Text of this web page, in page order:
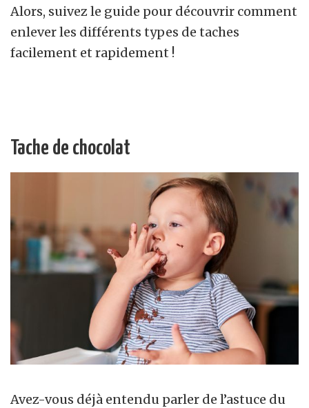
Alors, suivez le guide pour découvrir comment
enlever les différents types de taches
facilement et rapidement !
Tache de chocolat
Avez-vous déjà entendu parler de l’astuce du